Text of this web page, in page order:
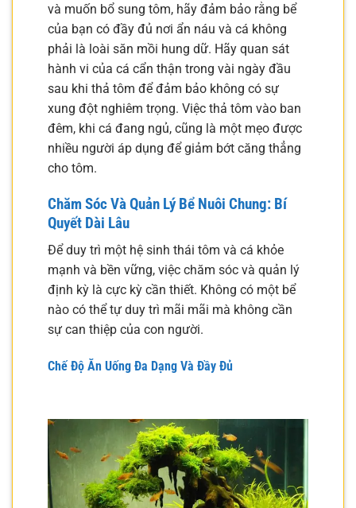
và muốn bổ sung tôm, hãy đảm bảo rằng bể
của bạn có đầy đủ nơi ẩn náu và cá không
phải là loài săn mồi hung dữ. Hãy quan sát
hành vi của cá cẩn thận trong vài ngày đầu
sau khi thả tôm để đảm bảo không có sự
xung đột nghiêm trọng. Việc thả tôm vào ban
đêm, khi cá đang ngủ, cũng là một mẹo được
nhiều người áp dụng để giảm bớt căng thẳng
cho tôm.
Chăm Sóc Và Quản Lý Bể Nuôi Chung: Bí
Quyết Dài Lâu
Để duy trì một hệ sinh thái tôm và cá khỏe
mạnh và bền vững, việc chăm sóc và quản lý
định kỳ là cực kỳ cần thiết. Không có một bể
nào có thể tự duy trì mãi mãi mà không cần
sự can thiệp của con người.
Chế Độ Ăn Uống Đa Dạng Và Đầy Đủ